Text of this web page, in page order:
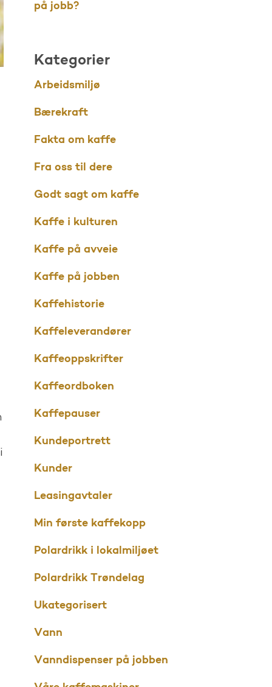
på jobb?
Kategorier
Arbeidsmiljø
Bærekraft
Fakta om kaffe
Fra oss til dere
Godt sagt om kaffe
Kaffe i kulturen
Kaffe på avveie
Kaffe på jobben
Kaffehistorie
Kaffeleverandører
Kaffeoppskrifter
Kaffeordboken
Kaffepauser
Kundeportrett
Kunder
Leasingavtaler
Min første kaffekopp
Polardrikk i lokalmiljøet
Polardrikk Trøndelag
Ukategorisert
Vann
Vanndispenser på jobben